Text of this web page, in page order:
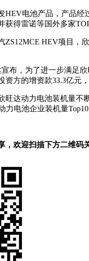
HEV电池产品，产品经
得雷诺等国外多家
ZS12MCE HEV项目，
布，为了进一步满足
资方的增资款33.3亿元
旺达动力电池装机量不
力电池企业装机量Top10
，欢迎扫描下方二维码